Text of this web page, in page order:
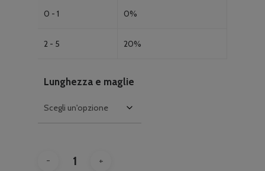
0 - 1 0%
2 - 5 20%
Lunghezza e maglie